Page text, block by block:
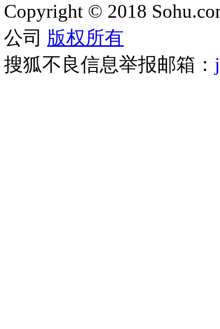
Copyright © 2018
公司 版权所有
搜狐不良信息举报邮箱：